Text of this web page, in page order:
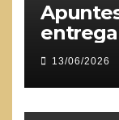
13/06/2026